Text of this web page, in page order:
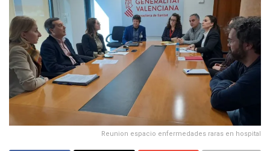
Reunion espacio enfermedades raras en hospital